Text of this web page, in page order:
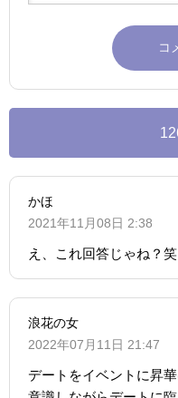
かほ
2021年11月08日 2:38
え、これ回答じゃね？笑
浪花の女
2022年07月11日 21:47
デートをイベントに昇